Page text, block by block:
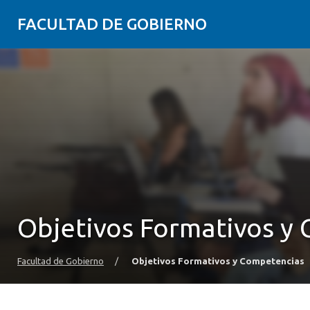
FACULTAD DE GOBIERNO
Objetivos Formativos y
Facultad de Gobierno / Objetivos Formativos y Competencias